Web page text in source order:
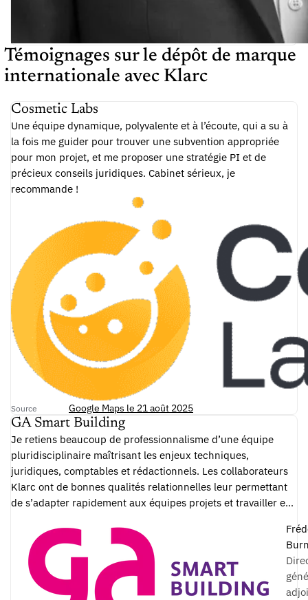
Témoignages sur le dépôt de marque
internationale avec Klarc
Cosmetic Labs
Une équipe dynamique, polyvalente et à l’écoute, qui a su à
la fois me guider pour trouver une subvention appropriée
pour mon projet, et me proposer une stratégie PI et de
précieux conseils juridiques. Cabinet sérieux, je
recommande !
Source Google Maps le 21 août 2025
GA Smart Building
Je retiens beaucoup de professionnalisme d’une équipe
pluridisciplinaire maîtrisant les enjeux techniques,
juridiques, comptables et rédactionnels. Les collaborateurs
Klarc ont de bonnes qualités relationnelles leur permettant
de s’adapter rapidement aux équipes projets et travailler en
élaborer des stratégies gagnantes.